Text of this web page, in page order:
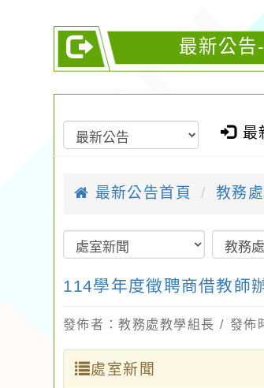
最新公
最
最新公告首頁 教務
114學年度徵聘商借教師
發佈者：教務處教學組長 / 發
處室新聞